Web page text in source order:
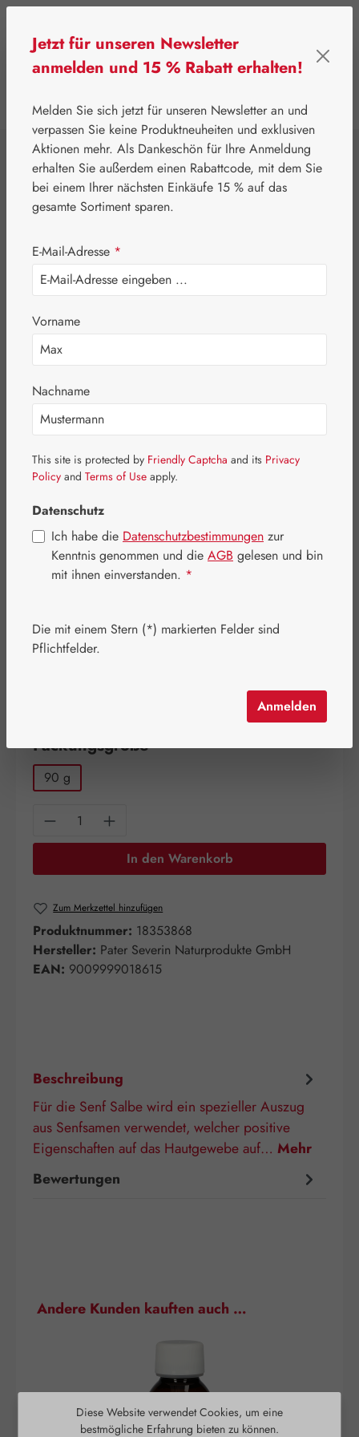
Pater Severin Naturprodukte Schönheit & Pflege
Senf Salbe
Bildergalerie überspringen
24,90 €
Inhalt: 0.09 Kilogramm (276,67 € / 1 Kilogramm)
Preise inkl. MwSt. zzgl. Versandkosten
Packungsgrößeauswählen
90 g
Produkt Anzahl: Gib den gewünschten
In den Warenkorb
Zum Merkzettel hinzufügen
Produktnummer: 18353868
Hersteller: Pater Severin Naturprodukte GmbH
EAN: 9009999018615
Beschreibung
Für die Senf Salbe wird ein spezieller Auszug
aus Senfsamen verwendet, welcher positive
Eigenschaften auf das Hautgewebe auf… Mehr
Bewertungen
Produktgalerie überspringen
Andere Kunden kauften auch …
Diese Website verwendet Cookies, um eine
bestmögliche Erfahrung bieten zu können.
Jetzt für unseren Newsletter
anmelden und 15 % Rabatt erhalten!
Melden Sie sich jetzt für unseren Newsletter an und
verpassen Sie keine Produktneuheiten und exklusiven
Aktionen mehr. Als Dankeschön für Ihre Anmeldung
erhalten Sie außerdem einen Rabattcode, mit dem Sie
bei einem Ihrer nächsten Einkäufe 15 % auf das
gesamte Sortiment sparen.
E-Mail-Adresse *
Vorname
Nachname
This site is protected by Friendly Captcha and its Privacy
Policy and Terms of Use apply.
Datenschutz
Ich habe die Datenschutzbestimmungen zur
Kenntnis genommen und die AGB gelesen und bin
mit ihnen einverstanden. *
Die mit einem Stern (*) markierten Felder sind
Pflichtfelder.
Anmelden